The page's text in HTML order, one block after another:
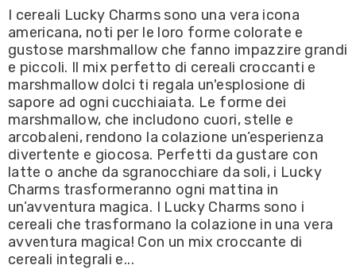
-
Lucky
Charms
Cereals
/
Cereali
Americani
con
Marshmallow
300g
Mills
-
Lucky
Charms
Cereals
/
Cereali
Americani
con
Marshmallow
300g
I cereali Lucky Charms sono una vera icona
americana, noti per le loro forme colorate e
gustose marshmallow che fanno impazzire grandi
e piccoli. Il mix perfetto di cereali croccanti e
marshmallow dolci ti regala un'esplosione di
sapore ad ogni cucchiaiata. Le forme dei
marshmallow, che includono cuori, stelle e
arcobaleni, rendono la colazione un’esperienza
divertente e giocosa. Perfetti da gustare con
latte o anche da sgranocchiare da soli, i Lucky
Charms trasformeranno ogni mattina in
un’avventura magica. I Lucky Charms sono i
cereali che trasformano la colazione in una vera
avventura magica! Con un mix croccante di
cereali integrali e...